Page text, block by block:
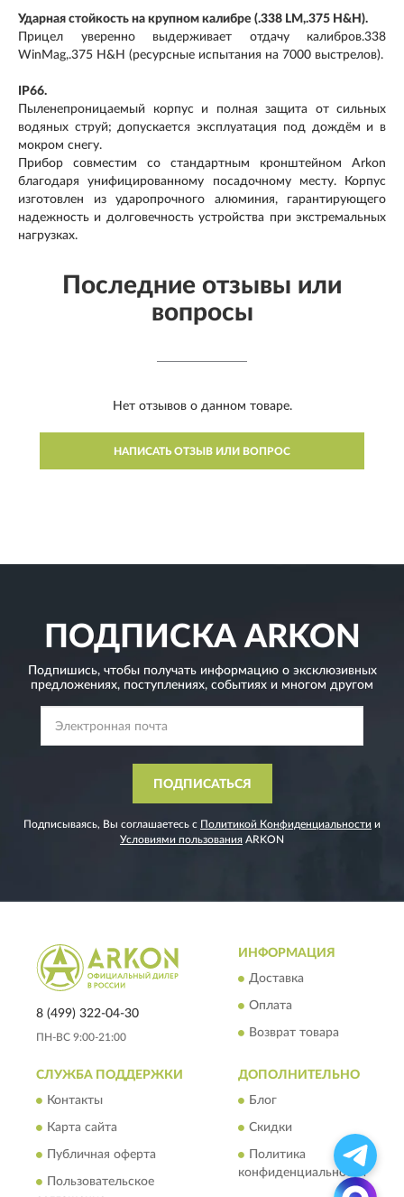
Ударная стойкость на крупном калибре (.338 LM,.375 H&H).
Прицел уверенно выдерживает отдачу калибров.338
WinMag,.375 H&H (ресурсные испытания на 7000 выстрелов).
IP66.
Пыленепроницаемый корпус и полная защита от сильных
водяных струй; допускается эксплуатация под дождём и в
мокром снегу.
Прибор совместим со стандартным кронштейном Arkon
благодаря унифицированному посадочному месту. Корпус
изготовлен из ударопрочного алюминия, гарантирующего
надежность и долговечность устройства при экстремальных
нагрузках.
Последние отзывы или
вопросы
Нет отзывов о данном товаре.
НАПИСАТЬ ОТЗЫВ ИЛИ ВОПРОС
ПОДПИСКАARKON
Подпишись, чтобы получать информацию о эксклюзивных
предложениях, поступлениях, событиях и многом другом
ПОДПИСАТЬСЯ
Подписываясь, Вы соглашаетесь с Политикой Конфиденциальности и
Условиями пользования ARKON
8 (499) 322-04-30
ПН-ВС 9:00-21:00
ИНФОРМАЦИЯ
Доставка
Оплата
Возврат товара
СЛУЖБА ПОДДЕРЖКИ
Контакты
Карта сайта
Публичная оферта
Пользовательское
ДОПОЛНИТЕЛЬНО
Блог
Скидки
Политика
конфиденциальности